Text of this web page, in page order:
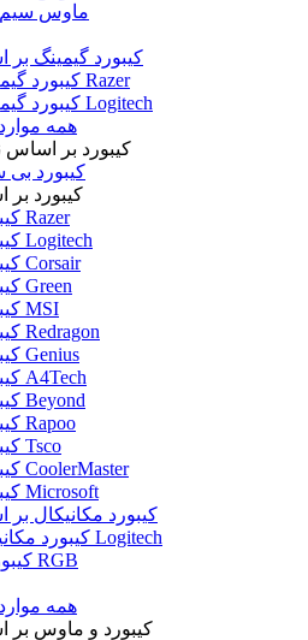
ماوس سیم
کیبورد گیمینگ بر
کیبورد گیمینگ Razer
کیبورد گیمینگ Logitech
همه
کیبورد بر اساس
کیبورد بی
کیبورد بر
کیبورد Razer
کیبورد Logitech
کیبورد Corsair
کیبورد Green
کیبورد MSI
کیبورد Redragon
کیبورد Genius
کیبورد A4Tech
کیبورد Beyond
کیبورد Rapoo
کیبورد Tsco
کیبورد CoolerMaster
کیبورد Microsoft
کیبورد مکانیکال بر
کیبورد مکانیکی Logitech
کیبورد گیمینگ RGB
همه
کیبورد و ماوس بر